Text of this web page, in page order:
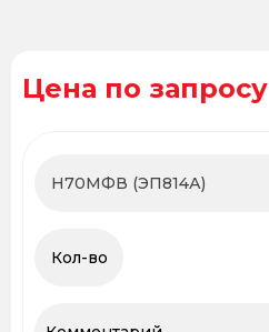
Цена по запросу